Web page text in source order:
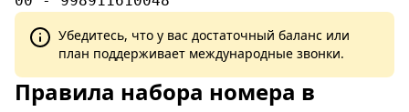
Убедитесь, что у вас достаточный баланс или
план поддерживает международные звонки.
Правила набора номера в